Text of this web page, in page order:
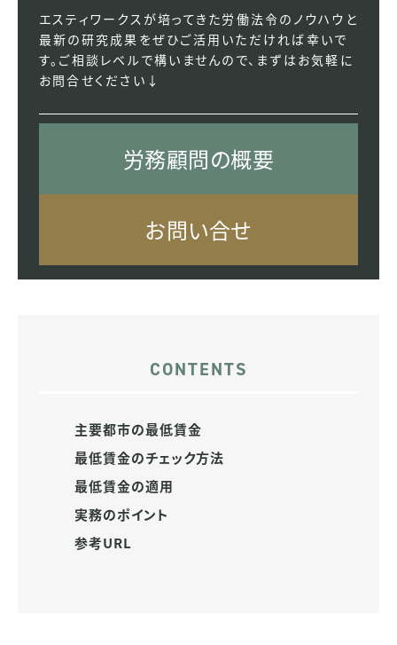
エスティワークスが培ってきた労働法令のノウハウと
最新の研究成果をぜひご活用いただければ幸いで
す。ご相談レベルで構いませんので、まずはお気軽に
お問合せください↓
労務顧問の概要
お問い合せ
主要都市の最低賃金
最低賃金のチェック方法
最低賃金の適用
実務のポイント
参考URL